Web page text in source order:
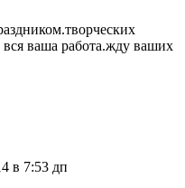
вся ваша работа.жду ваших
в 7:53 дп